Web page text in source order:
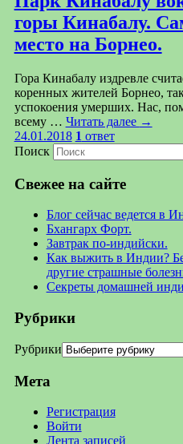
горы Кинабалу.
место на Борнео.
Гора Кинабалу издревле
коренных жителей Борнео,
успокоения умерших. Нас,
всему … Читать далее →
24.01.2018 1 ответ
Поиск
Свежее на сайте
Блог сейчас ведется в
Бхангарх Форт.
Завтрак по-индийски.
Как выжить в Индии?
другие страшные
Секреты домашней
Рубрики
Рубрики
Мета
Регистрация
Войти
Лента записей